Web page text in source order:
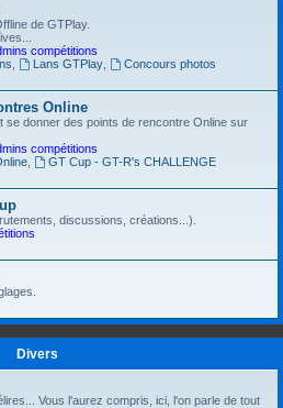
de GTPlay.
compétitions
Lans GTPlay,
Concours photos
Online
se donner des points de rencontre Online sur
compétitions
,
GT Cup - GT-R's CHALLENGE
discussions, créations...).
Divers
Vous l'aurez compris, ici, l'on parle de tout